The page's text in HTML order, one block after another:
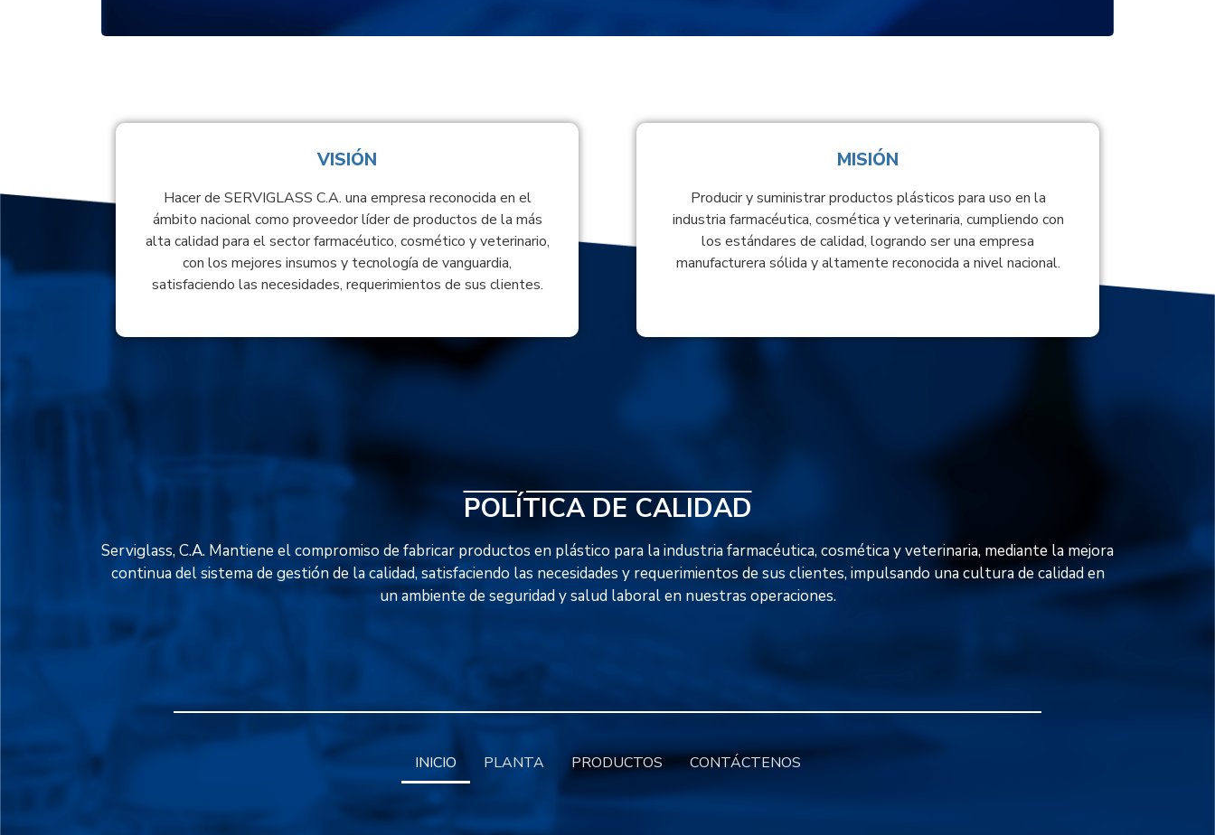
VISIÓN
Hacer de SERVIGLASS C.A. una empresa reconocida en el
ámbito nacional como proveedor líder de productos de la más
alta calidad para el sector farmacéutico, cosmético y veterinario,
con los mejores insumos y tecnología de vanguardia,
satisfaciendo las necesidades, requerimientos de sus clientes.
MISIÓN
Producir y suministrar productos plásticos para uso en la
industria farmacéutica, cosmética y veterinaria, cumpliendo con
los estándares de calidad, logrando ser una empresa
manufacturera sólida y altamente reconocida a nivel nacional.
POLÍTICA DE CALIDAD
Serviglass, C.A. Mantiene el compromiso de fabricar productos en plástico para la industria farmacéutica, cosmética y veterinaria, mediante la mejora
continua del sistema de gestión de la calidad, satisfaciendo las necesidades y requerimientos de sus clientes, impulsando una cultura de calidad en
un ambiente de seguridad y salud laboral en nuestras operaciones.
INICIO PLANTA PRODUCTOS CONTÁCTENOS